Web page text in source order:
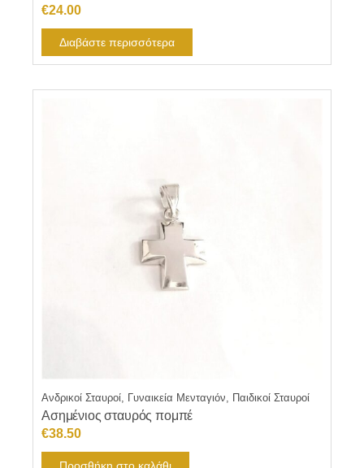
€24.00
Διαβάστε περισσότερα
Ανδρικοί Σταυροί, Γυναικεία Μενταγιόν, Παιδικοί Σταυροί
Ασημένιος σταυρός πομπέ
€38.50
Προσθήκη στο καλάθι